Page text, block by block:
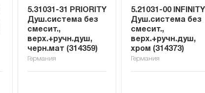
5.31031-31 PRIORITY
Душ.система без
смесит.,
верх.+ручн.душ,
черн.мат (314359)
Германия
5.21031-00 INFINITY
Душ.система без
смесит.,
верх.+ручн.душ,
хром (314373)
Германия